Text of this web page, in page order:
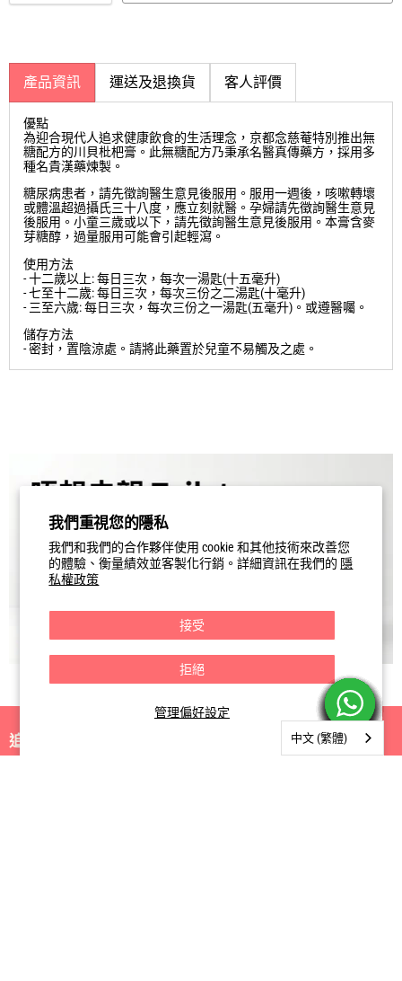
我們重視您的隱私
我們和我們的合作夥伴使用 cookie 和其他技術來改善您
的體驗、衡量績效並客製化行銷。詳細資訊在我們的 隱
私權政策
管理偏好設定
接受
拒絕
節省3% 建議零售價
$44.30 售價
$43.00
添加到購物車
產品資訊 運送及退換貨 客人評價
優點
為迎合現代人追求健康飲食的生活理念，京都念慈菴特別推出無
糖配方的川貝枇杷膏。此無糖配方乃秉承名醫真傳藥方，採用多
種名貴漢藥煉製。
糖尿病患者，請先徵詢醫生意見後服用。服用一週後，咳嗽轉壞
或體溫超過攝氏三十八度，應立刻就醫。孕婦請先徵詢醫生意見
後服用。小童三歲或以下，請先徵詢醫生意見後服用。本膏含麥
芽糖醇，過量服用可能會引起輕瀉。
使用方法
- 十二歲以上: 每日三次，每次一湯匙(十五毫升)
- 七至十二歲: 每日三次，每次三份之二湯匙(十毫升)
中文 (繁體)